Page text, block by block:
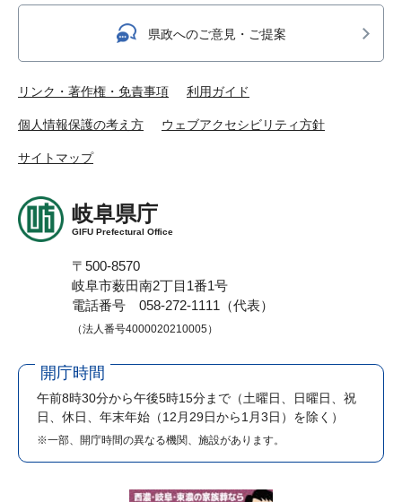
県政へのご意見・ご提案
リンク・著作権・免責事項 利用ガイド
個人情報保護の考え方 ウェブアクセシビリティ方針
サイトマップ
岐阜県庁
GIFU Prefectural Office
〒500-8570
岐阜市薮田南2丁目1番1号
電話番号 058-272-1111（代表）
（法人番号4000020210005）
開庁時間
午前8時30分から午後5時15分まで （土曜日、日曜日、祝
日、休日、年末年始（12月29日から1月3日）を除く）
※一部、開庁時間の異なる機関、施設があります。